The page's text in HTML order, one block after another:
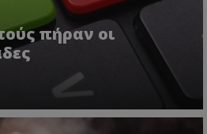
πήραν οι